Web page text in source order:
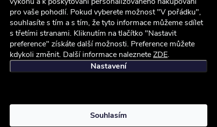
pro vaše pohodlí. Pokud vyberete možnost "V pořádku",
souhlasíte s tím a s tím, že tyto informace můžeme sdílet
s třetími stranami. Kliknutím na tlačítko "Nastavit
preference" získáte další možnosti. Preference můžete
kdykoli změnit. Další informace nalezneteZDE.
Nastavení
Souhlasím
iocel.cz Obchodní podmínky Ochrana osobních údajů
Vytvořil Shoptet